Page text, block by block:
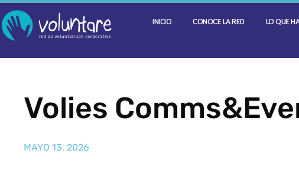
INICIO CONOCE LA RED LO QUE
Volies
MAYO 13, 2026